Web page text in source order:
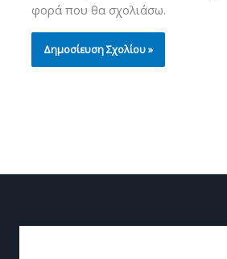
φορά που θα σχολιάσω.